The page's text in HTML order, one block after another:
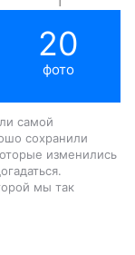
20
фото
самой
сохранили
изменились
мы так